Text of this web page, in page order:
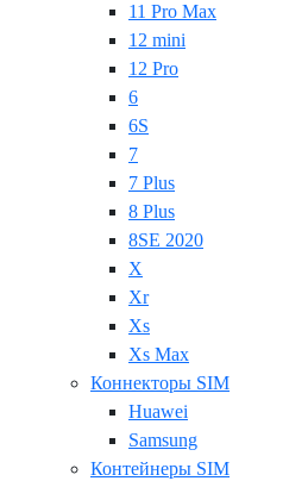
11 Pro Max
12 mini
12 Pro
6
6S
7
7 Plus
8 Plus
8SE 2020
X
Xr
Xs
Xs Max
Коннекторы SIM
Huawei
Samsung
Контейнеры SIM